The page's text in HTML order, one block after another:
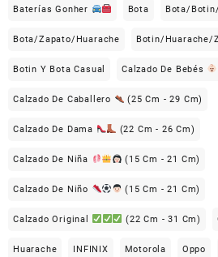
Baterías Gonher Bota Bota/
Bota/Zapato/Huarache Botin/Huarache/
Botin Y Bota Casual Calzado De Bebés
Calzado De Caballero (25 Cm - 29 Cm)
Calzado De Dama (22 Cm - 26 Cm)
Calzado De Niña (15 Cm - 21 Cm)
Calzado De Niño (15 Cm - 21 Cm)
Calzado Original (22 Cm - 31 Cm)
Huarache INFINIX Motorola Oppo